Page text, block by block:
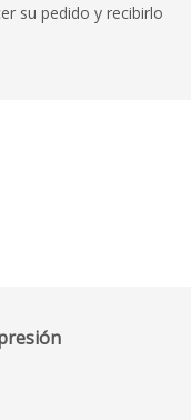
su pedido y recibirlo